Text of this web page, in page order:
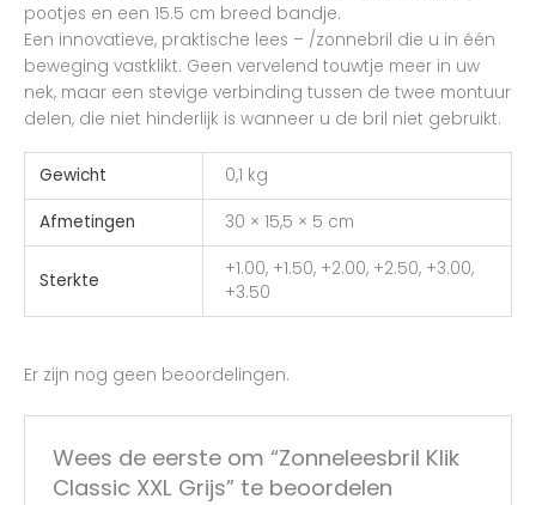
pootjes en een 15.5 cm breed bandje.
Een innovatieve, praktische lees – /zonnebril die u in één
beweging vastklikt. Geen vervelend touwtje meer in uw
nek, maar een stevige verbinding tussen de twee montuur
delen, die niet hinderlijk is wanneer u de bril niet gebruikt.
Gewicht 0,1 kg
Afmetingen 30 × 15,5 × 5 cm
Sterkte
+1.00, +1.50, +2.00, +2.50, +3.00,
+3.50
Er zijn nog geen beoordelingen.
Wees de eerste om “Zonneleesbril Klik
Classic XXL Grijs” te beoordelen